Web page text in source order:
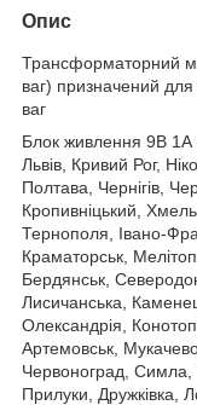
Опис
Трансформаторний
ваг) призначений
ваг
Блок живлення 9В 1А
Львів, Кривий Рог,
Полтава, Чернігів,
Кропивніцький,
Тернополя, Івано-
Краматорськ,
Бердянськ,
Лисичанська,
Олександрія,
Артемовськ,
Червоноград, Симла,
Прилуки, Дружківка,